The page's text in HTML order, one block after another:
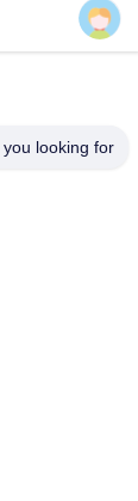
عنوان
هاتف
Eric
looking for?